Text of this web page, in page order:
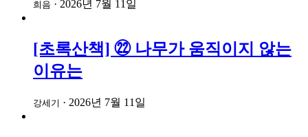
희음 · 2026년 7월 11일
[초록산책] ㉒ 나무가 움직이지 않는
이유는
강세기 · 2026년 7월 11일